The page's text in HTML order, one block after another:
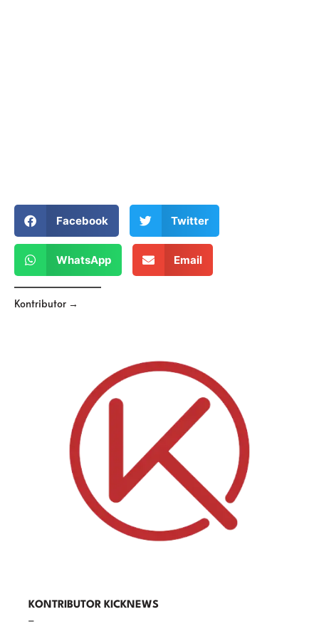
Facebook Twitter
WhatsApp Email
Kontributor →
KONTRIBUTOR KICKNEWS
–